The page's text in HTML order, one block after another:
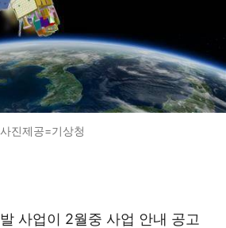
진제공=기상청
사업이 2월중 사업 안내 공고